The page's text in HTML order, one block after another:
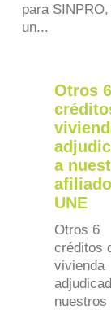
para
un...
Otros 6
a
UNE
Otros 6
créditos
vivienda
nuestros